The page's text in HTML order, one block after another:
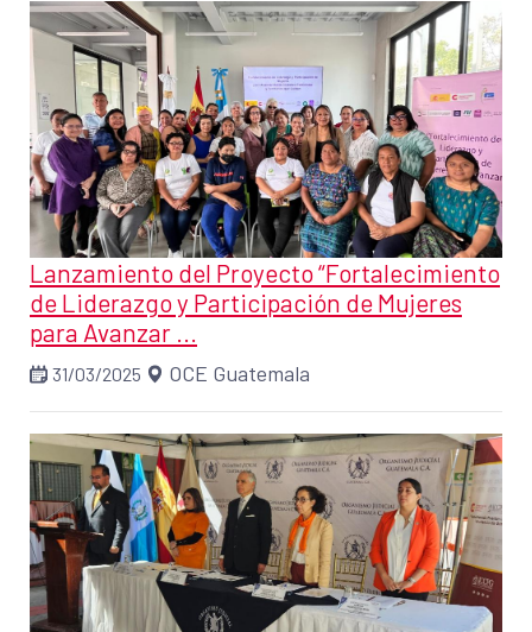
Lanzamiento del Proyecto “Fortalecimiento
de Liderazgo y Participación de Mujeres
para Avanzar ...
31/03/2025 OCE Guatemala